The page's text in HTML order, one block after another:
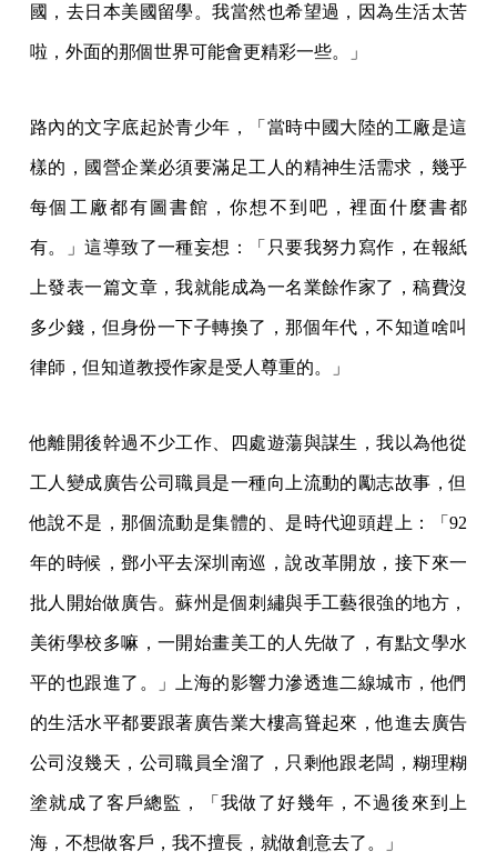
國，去日本美國留學。我當然也希望過，因為生活太苦
啦，外面的那個世界可能會更精彩一些。」
路內的文字底起於青少年，「當時中國大陸的工廠是這
樣的，國營企業必須要滿足工人的精神生活需求，幾乎
每個工廠都有圖書館，你想不到吧，裡面什麼書都
有。」這導致了一種妄想：「只要我努力寫作，在報紙
上發表一篇文章，我就能成為一名業餘作家了，稿費沒
多少錢，但身份一下子轉換了，那個年代，不知道啥叫
律師，但知道教授作家是受人尊重的。」
他離開後幹過不少工作、四處遊蕩與謀生，我以為他從
工人變成廣告公司職員是一種向上流動的勵志故事，但
他說不是，那個流動是集體的、是時代迎頭趕上：「92
年的時候，鄧小平去深圳南巡，說改革開放，接下來一
批人開始做廣告。蘇州是個刺繡與手工藝很強的地方，
美術學校多嘛，一開始畫美工的人先做了，有點文學水
平的也跟進了。」上海的影響力滲透進二線城市，他們
的生活水平都要跟著廣告業大樓高聳起來，他進去廣告
公司沒幾天，公司職員全溜了，只剩他跟老闆，糊理糊
塗就成了客戶總監，「我做了好幾年，不過後來到上
海，不想做客戶，我不擅長，就做創意去了。」